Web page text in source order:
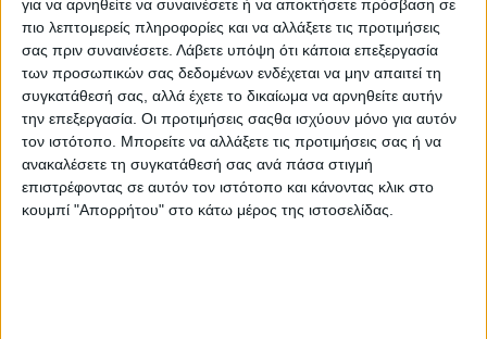
για να αρνηθείτε να συναινέσετε ή να αποκτήσετε πρόσβαση σε
πιο λεπτομερείς πληροφορίες και να αλλάξετε τις προτιμήσεις
σας πριν συναινέσετε. Λάβετε υπόψη ότι κάποια επεξεργασία
των προσωπικών σας δεδομένων ενδέχεται να μην απαιτεί τη
συγκατάθεσή σας, αλλά έχετε το δικαίωμα να αρνηθείτε αυτήν
την επεξεργασία. Οι προτιμήσεις σαςθα ισχύουν μόνο για αυτόν
τον ιστότοπο. Μπορείτε να αλλάξετε τις προτιμήσεις σας ή να
ανακαλέσετε τη συγκατάθεσή σας ανά πάσα στιγμή
επιστρέφοντας σε αυτόν τον ιστότοπο και κάνοντας κλικ στο
κουμπί "Απορρήτου" στο κάτω μέρος της ιστοσελίδας.
Μια ιστορία θα σου πω… Το marketing στην εποχή του
digital
Οι ευκαιρίες και οι παγίδες των social media
Στα Social Media - 1